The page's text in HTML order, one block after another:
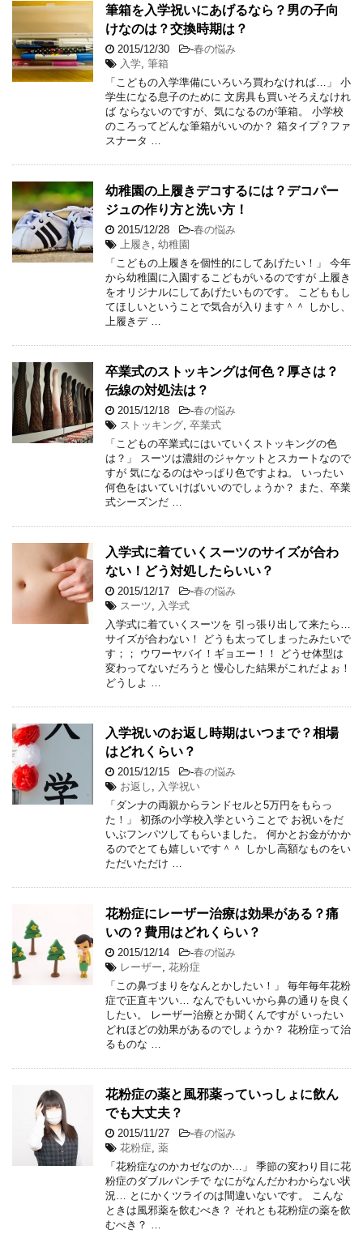
筆箱を入学祝いにあげるなら？男の子向
けなのは？交換時期は？
2015/12/30 -春の悩み
入学 筆箱
「こどもの入学準備にいろいろ買わなければ…」 小
学生になる息子のために 文房具も買いそろえなけれ
ば ならないのですが、気になるのが筆箱。 小学校
のころってどんな筆箱がいいのか？ 箱タイプ？ファ
スナータ …
幼稚園の上履きデコするには？デコパー
ジュの作り方と洗い方！
2015/12/28 -春の悩み
上履き
幼稚園
「こどもの上履きを個性的にしてあげたい！」 今年
から幼稚園に入園するこどもがいるのですが 上履き
をオリジナルにしてあげたいものです。 こどももし
てほしいということで気合が入ります＾＾ しかし、
上履きデ …
卒業式のストッキングは何色？厚さは？
伝線の対処法は？
2015/12/18 -春の悩み
ストッキング 卒業式
「こどもの卒業式にはいていくストッキングの色
は？」 スーツは濃紺のジャケットとスカートなので
すが 気になるのはやっぱり色ですよね。 いったい
何色をはいていけばいいのでしょうか？ また、卒業
式シーズンだ …
入学式に着ていくスーツのサイズが合わ
ない！どう対処したらいい？
2015/12/17 -春の悩み
スーツ
入学式
入学式に着ていくスーツを 引っ張り出して来たら…
サイズが合わない！ どうも太ってしまったみたいで
す；； ウワーヤバイ！ギョエー！！ どうせ体型は
変わってないだろうと 慢心した結果がこれだよぉ！
どうしよ …
入学祝いのお返し時期はいつまで？相場
はどれくらい？
2015/12/15 -春の悩み
お返し
入学祝い
「ダンナの両親からランドセルと5万円をもらっ
た！」 初孫の小学校入学ということで お祝いをだ
いぶフンパツしてもらいました。 何かとお金がかか
るのでとても嬉しいです＾＾ しかし高額なものをい
ただいただけ …
花粉症にレーザー治療は効果がある？痛
いの？費用はどれくらい？
2015/12/14 -春の悩み
レーザー 花粉症
「この鼻づまりをなんとかしたい！」 毎年毎年花粉
症で正直キツい… なんでもいいから鼻の通りを良く
したい。 レーザー治療とか聞くんですが いったい
どれほどの効果があるのでしょうか？ 花粉症って治
るものな …
花粉症の薬と風邪薬っていっしょに飲ん
でも大丈夫？
2015/11/27 -春の悩み
花粉症 薬
「花粉症なのかカゼなのか…」 季節の変わり目に花
粉症のダブルパンチで なにがなんだかわからない状
況… とにかくツライのは間違いないです。 こんな
ときは風邪薬を飲むべき？ それとも花粉症の薬を飲
むべき？ …